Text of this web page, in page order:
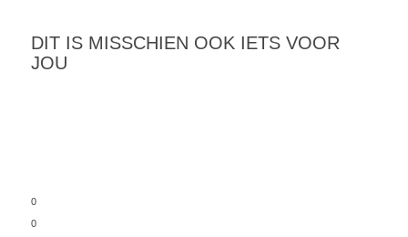
DIT IS MISSCHIEN OOK IETS VOOR
JOU
0
0